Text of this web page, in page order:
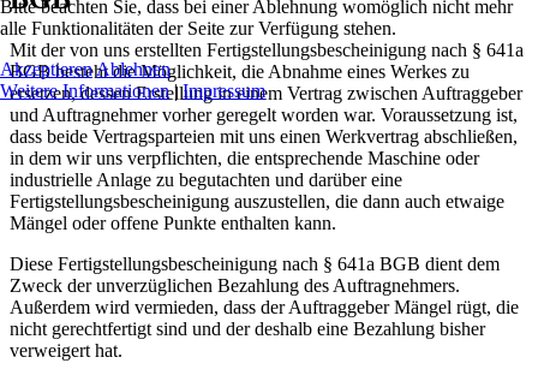
Mit der von uns erstellten Fertigstellungsbescheinigung nach § 641a
BGB besteht die Möglichkeit, die Abnahme eines Werkes zu
ersetzen, dessen Erstellung in einem Vertrag zwischen Auftraggeber
und Auftragnehmer vorher geregelt worden war. Voraussetzung ist,
dass beide Vertragsparteien mit uns einen Werkvertrag abschließen,
in dem wir uns verpflichten, die entsprechende Maschine oder
industrielle Anlage zu begutachten und darüber eine
Fertigstellungsbescheinigung auszustellen, die dann auch etwaige
Mängel oder offene Punkte enthalten kann.
Diese Fertigstellungsbescheinigung nach § 641a BGB dient dem
Zweck der unverzüglichen Bezahlung des Auftragnehmers.
Außerdem wird vermieden, dass der Auftraggeber Mängel rügt, die
nicht gerechtfertigt sind und der deshalb eine Bezahlung bisher
verweigert hat.
Bitte beachten Sie, dass bei einer Ablehnung womöglich nicht mehr
alle Funktionalitäten der Seite zur Verfügung stehen.
AkzeptierenAblehnen
Weitere Informationen|Impressum